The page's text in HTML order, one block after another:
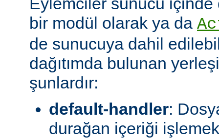
bir modül olarak ya da
de sunucuya dahil
dağıtımda bulunan
şunlardır:
default-handler:
durağan içeriği